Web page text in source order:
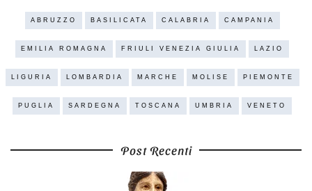
ABRUZZO BASILICATA CALABRIA CAMPANIA
EMILIA ROMAGNA FRIULI VENEZIA GIULIA LAZIO
LIGURIA LOMBARDIA MARCHE MOLISE PIEMONTE
PUGLIA SARDEGNA TOSCANA UMBRIA VENETO
Post Recenti